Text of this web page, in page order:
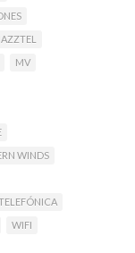
MV
WINDS
WIFI